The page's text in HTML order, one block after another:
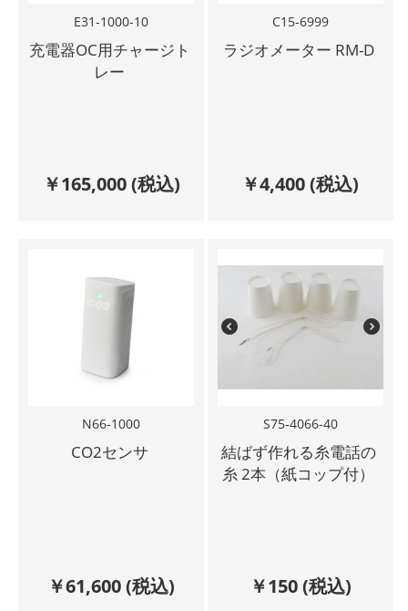
E31-1000-10
充電器OC用チャージト
レー
￥165,000(税込)
C15-6999
ラジオメーター RM-D
￥4,400(税込)
N66-1000
CO2センサ
￥61,600(税込)
S75-4066-40
結ばず作れる糸電話の
糸 2本（紙コップ付）
￥150(税込)